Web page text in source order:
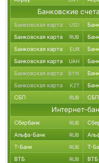
Банковские
Банковская карта USD
Банковская карта RUB
Банковская карта EUR
Банковская карта UAH
Банковская карта BYN
Банковская карта KZT
СБП RUB СБП
Интернет-
Сбербанк RUB
Альфа-Банк RUB
Т-Банк RUB Т-
ВТБ RUB ВТБ